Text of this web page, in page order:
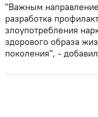
"Важным
разработка
злоупотребления
здорового образа
поколения", -